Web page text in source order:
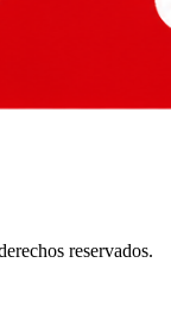
reservados.